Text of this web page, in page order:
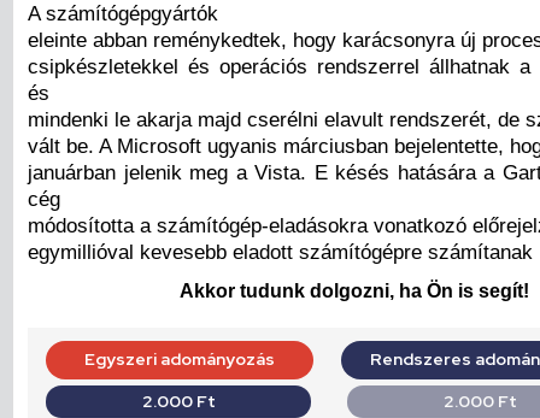
A számítógépgyártók
eleinte abban reménykedtek, hogy karácsonyra új
csipkészletekkel és operációs rendszerrel állhatnak a
és
mindenki le akarja majd cserélni elavult rendszerét, de
vált be. A Microsoft ugyanis márciusban bejelentette,
januárban jelenik meg a Vista. E késés hatására a
cég
módosította a számítógép-eladásokra vonatkozó
egymillióval kevesebb eladott számítógépre számítanak
Akkor tudunk dolgozni, ha Ön is segít!